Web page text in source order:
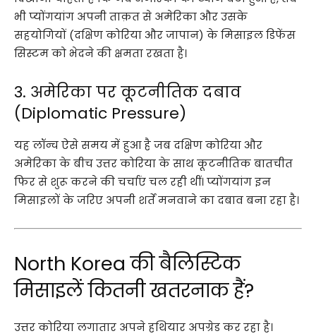
भी प्योंगयांग अपनी ताक़त से अमेरिका और उसके
सहयोगियों (दक्षिण कोरिया और जापान) के मिसाइल डिफेंस
सिस्टम को भेदने की क्षमता रखता है।
3. अमेरिका पर कूटनीतिक दबाव
(Diplomatic Pressure)
यह लॉन्च ऐसे समय में हुआ है जब दक्षिण कोरिया और
अमेरिका के बीच उत्तर कोरिया के साथ कूटनीतिक बातचीत
फिर से शुरू करने की चर्चाएं चल रही थीं। प्योंगयांग इन
मिसाइलों के जरिए अपनी शर्तें मनवाने का दबाव बना रहा है।
North Korea की बैलिस्टिक
मिसाइलें कितनी खतरनाक हैं?
उत्तर कोरिया लगातार अपने हथियार अपग्रेड कर रहा है।